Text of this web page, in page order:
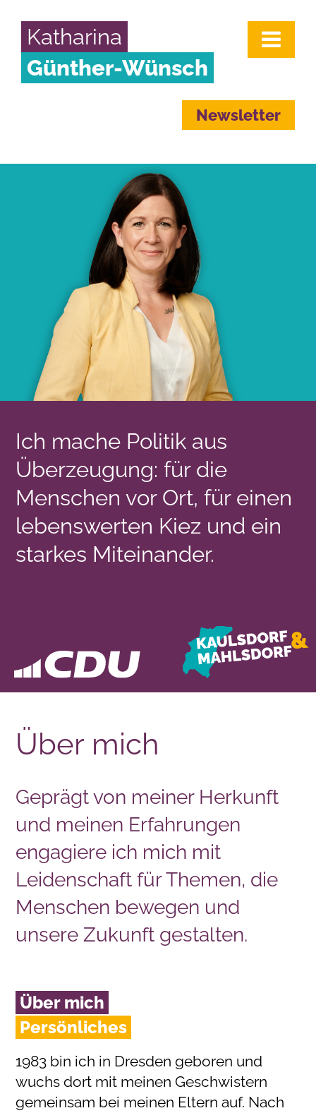
Katharina
Günther-Wünsch
Newsletter
Ich mache Politik aus
Überzeugung: für die
Menschen vor Ort, für einen
lebenswerten Kiez und ein
starkes Miteinander.
Über mich
Geprägt von meiner Herkunft
und meinen Erfahrungen
engagiere ich mich mit
Leidenschaft für Themen, die
Menschen bewegen und
unsere Zukunft gestalten.
Über mich
Persönliches
1983 bin ich in Dresden geboren und
wuchs dort mit meinen Geschwistern
gemeinsam bei meinen Eltern auf. Nach